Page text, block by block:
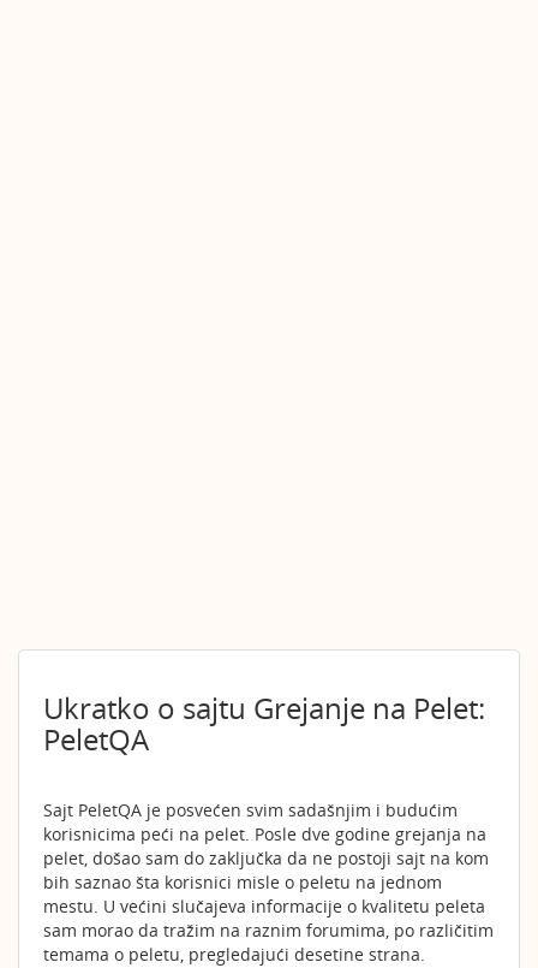
Ukratko o sajtu Grejanje na Pelet:
PeletQA
Sajt PeletQA je posvećen svim sadašnjim i budućim
korisnicima peći na pelet. Posle dve godine grejanja na
pelet, došao sam do zaključka da ne postoji sajt na kom
bih saznao šta korisnici misle o peletu na jednom
mestu. U većini slučajeva informacije o kvalitetu peleta
sam morao da tražim na raznim forumima, po različitim
temama o peletu, pregledajući desetine strana.